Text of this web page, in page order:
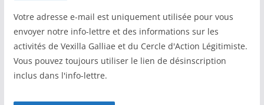
Votre adresse e-mail est uniquement utilisée pour vous
envoyer notre info-lettre et des informations sur les
activités de Vexilla Galliae et du Cercle d'Action Légitimiste.
Vous pouvez toujours utiliser le lien de désinscription
inclus dans l'info-lettre.